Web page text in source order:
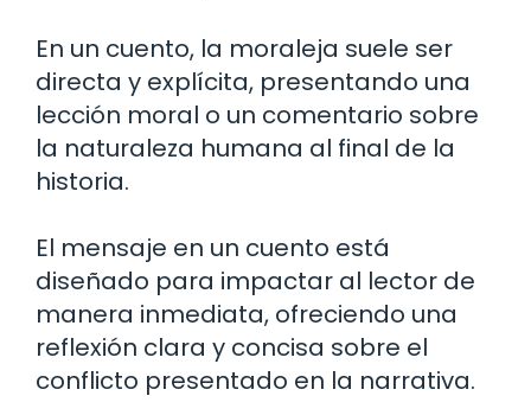
En un cuento, la moraleja suele ser
directa y explícita, presentando una
lección moral o un comentario sobre
la naturaleza humana al final de la
historia.
El mensaje en un cuento está
diseñado para impactar al lector de
manera inmediata, ofreciendo una
reflexión clara y concisa sobre el
conflicto presentado en la narrativa.